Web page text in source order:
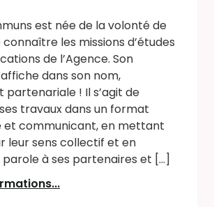
est née de la volonté de
les missions d’études
de l’Agence. Son
dans son nom,
partenariale ! Il s’agit de
travaux dans un format
et communicant, en mettant
leur sens collectif et en
à ses partenaires et [...]